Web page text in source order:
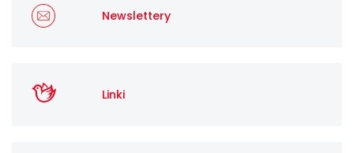
Newslettery
Linki